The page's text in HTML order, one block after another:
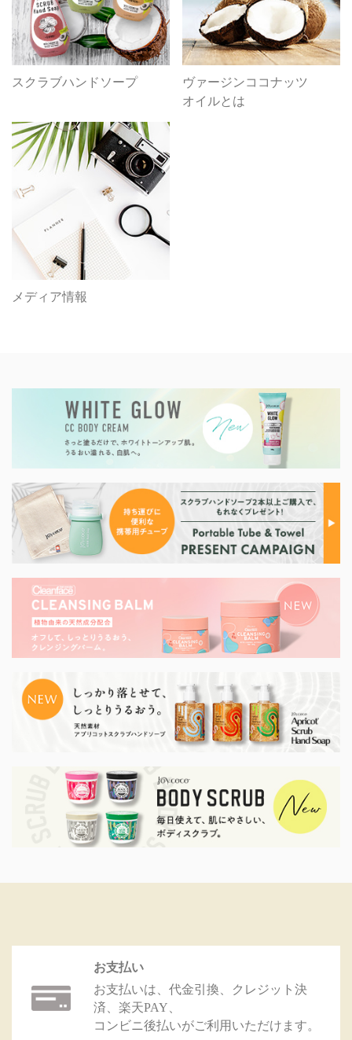
スクラブハンドソープ
ヴァージンココナッツ
オイルとは
メディア情報
お支払い
お支払いは、代金引換、クレジット決
済、楽天PAY、
コンビニ後払いがご利用いただけます。